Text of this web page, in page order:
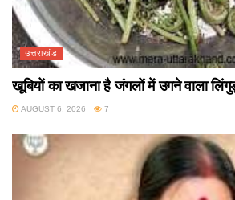
उत्तराखंड
खूबियों का खजाना है जंगलों में उगने वाला
AUGUST 6, 2026 7